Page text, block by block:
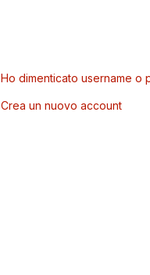
Ho dimenticato username o
Crea un nuovo account